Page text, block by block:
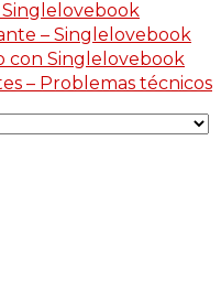
Singlelovebook
– Singlelovebook
con Singlelovebook
– Problemas técnicos